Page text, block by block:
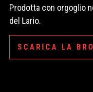
Prodotta con orgoglio
del Lario.
SCARICA LA